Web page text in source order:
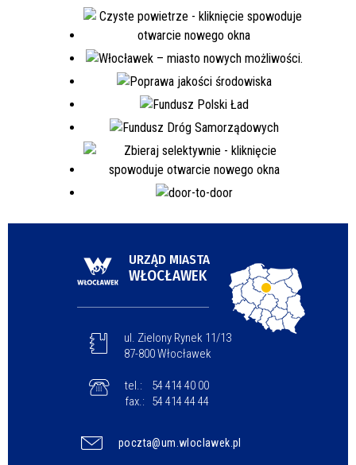
URZĄD MIASTA
WŁOCŁAWEK
ul. Zielony Rynek 11/13
87-800 Włocławek
tel.:
54 414 40 00
fax.:
54 414 44 44
poczta@um.wloclawek.pl